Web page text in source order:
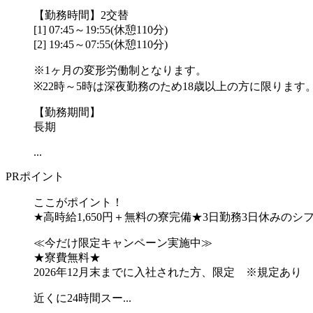
【勤務時間】2交替
[1] 07:45～19:55(休憩110分)
[2] 19:45～07:55(休憩110分)
※1ヶ月の変形労働制となります。
※22時～5時は深夜勤務のため18歳以上の方に限ります
【勤務期間】
長期
...
PRポイント
ここがポイント！
★高時給1,650円＋無料の寮完備★3日勤務3日休みのシ
≪今だけ限定キャンペーン実施中≫
★寮費無料★
2026年12月末までに入社された方、限定 ※規定あり
近くに24時間スー...